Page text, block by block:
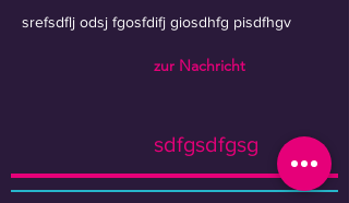
srefsdflj odsj fgosfdifj giosdhfg pisdfhgv
zur Nachricht
sdfgsdfgsg